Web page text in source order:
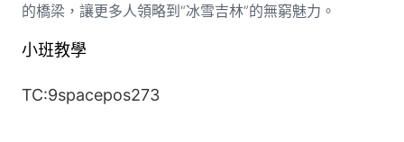
的橋梁，讓更多人領略到“冰雪吉林”的無窮魅力。
小班教學
TC:9spacepos273